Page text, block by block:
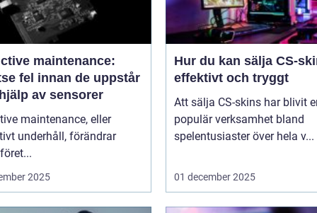
maintenance:
fel innan de uppstår
av sensorer
maintenance, eller
underhåll, förändrar
2025
Hur du kan sälja CS-
effektivt och tryggt
Att sälja CS-skins har blivit
populär verksamhet bland
spelentusiaster över hela v...
01 december 2025